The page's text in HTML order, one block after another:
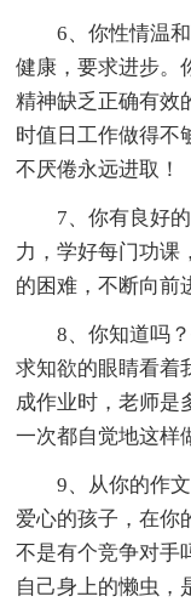
6、你性情温
健康，要求进步。
精神缺乏正确有效
时值日工作做得不
不厌倦永远进取！
7、你有良好
力，学好每门功课
的困难，不断向前
8、你知道吗
求知欲的眼睛看着
成作业时，老师是
一次都自觉地这样
9、从你的作
爱心的孩子，在你
不是有个竞争对手
自己身上的懒虫，